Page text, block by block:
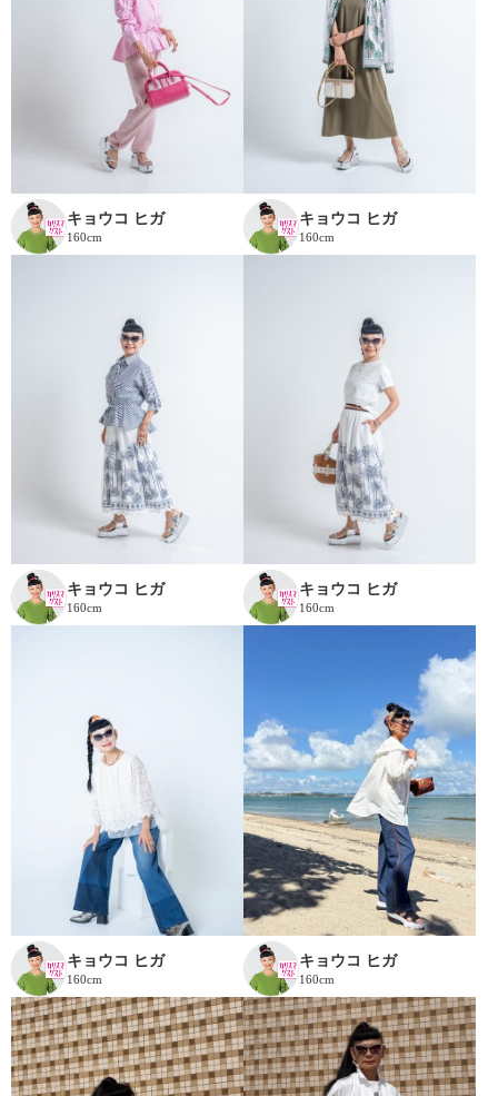
キョウコ ヒガ
160cm
キョウコ ヒガ
160cm
キョウコ ヒガ
160cm
キョウコ ヒガ
160cm
キョウコ ヒガ
160cm
キョウコ ヒガ
160cm